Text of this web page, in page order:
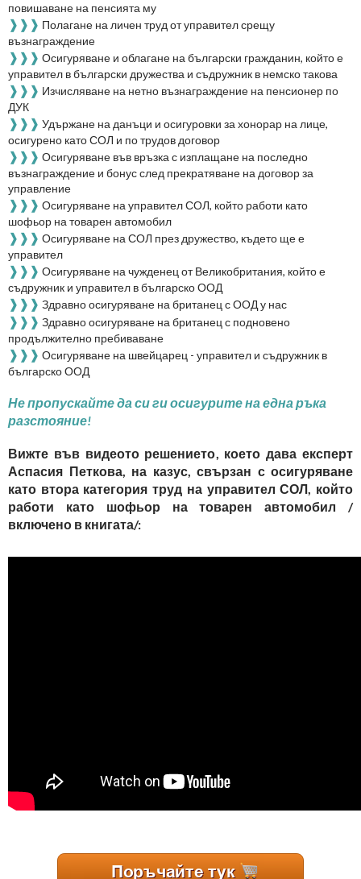
повишаване на пенсията му
❱❱❱ Полагане на личен труд от управител срещу
възнаграждение
❱❱❱ Осигуряване и облагане на български гражданин, който е
управител в български дружества и съдружник в немско такова
❱❱❱ Изчисляване на нетно възнаграждение на пенсионер по
ДУК
❱❱❱ Удържане на данъци и осигуровки за хонорар на лице,
осигурено като СОЛ и по трудов договор
❱❱❱ Осигуряване във връзка с изплащане на последно
възнаграждение и бонус след прекратяване на договор за
управление
❱❱❱ Осигуряване на управител СОЛ, който работи като
шофьор на товарен автомобил
❱❱❱ Осигуряване на СОЛ през дружество, където ще е
управител
❱❱❱ Осигуряване на чужденец от Великобритания, който е
съдружник и управител в българско ООД
❱❱❱ Здравно осигуряване на британец с ООД у нас
❱❱❱ Здравно осигуряване на британец с подновено
продължително пребиваване
❱❱❱ Осигуряване на швейцарец - управител и съдружник в
българско ООД
Не пропускайте да си ги осигурите на една ръка
разстояние!
Вижте във видеото решението, което дава експерт
Аспасия Петкова, на казус, свързан с осигуряване
като втора категория труд на управител СОЛ, който
работи като шофьор на товарен автомобил /
включено в книгата/: